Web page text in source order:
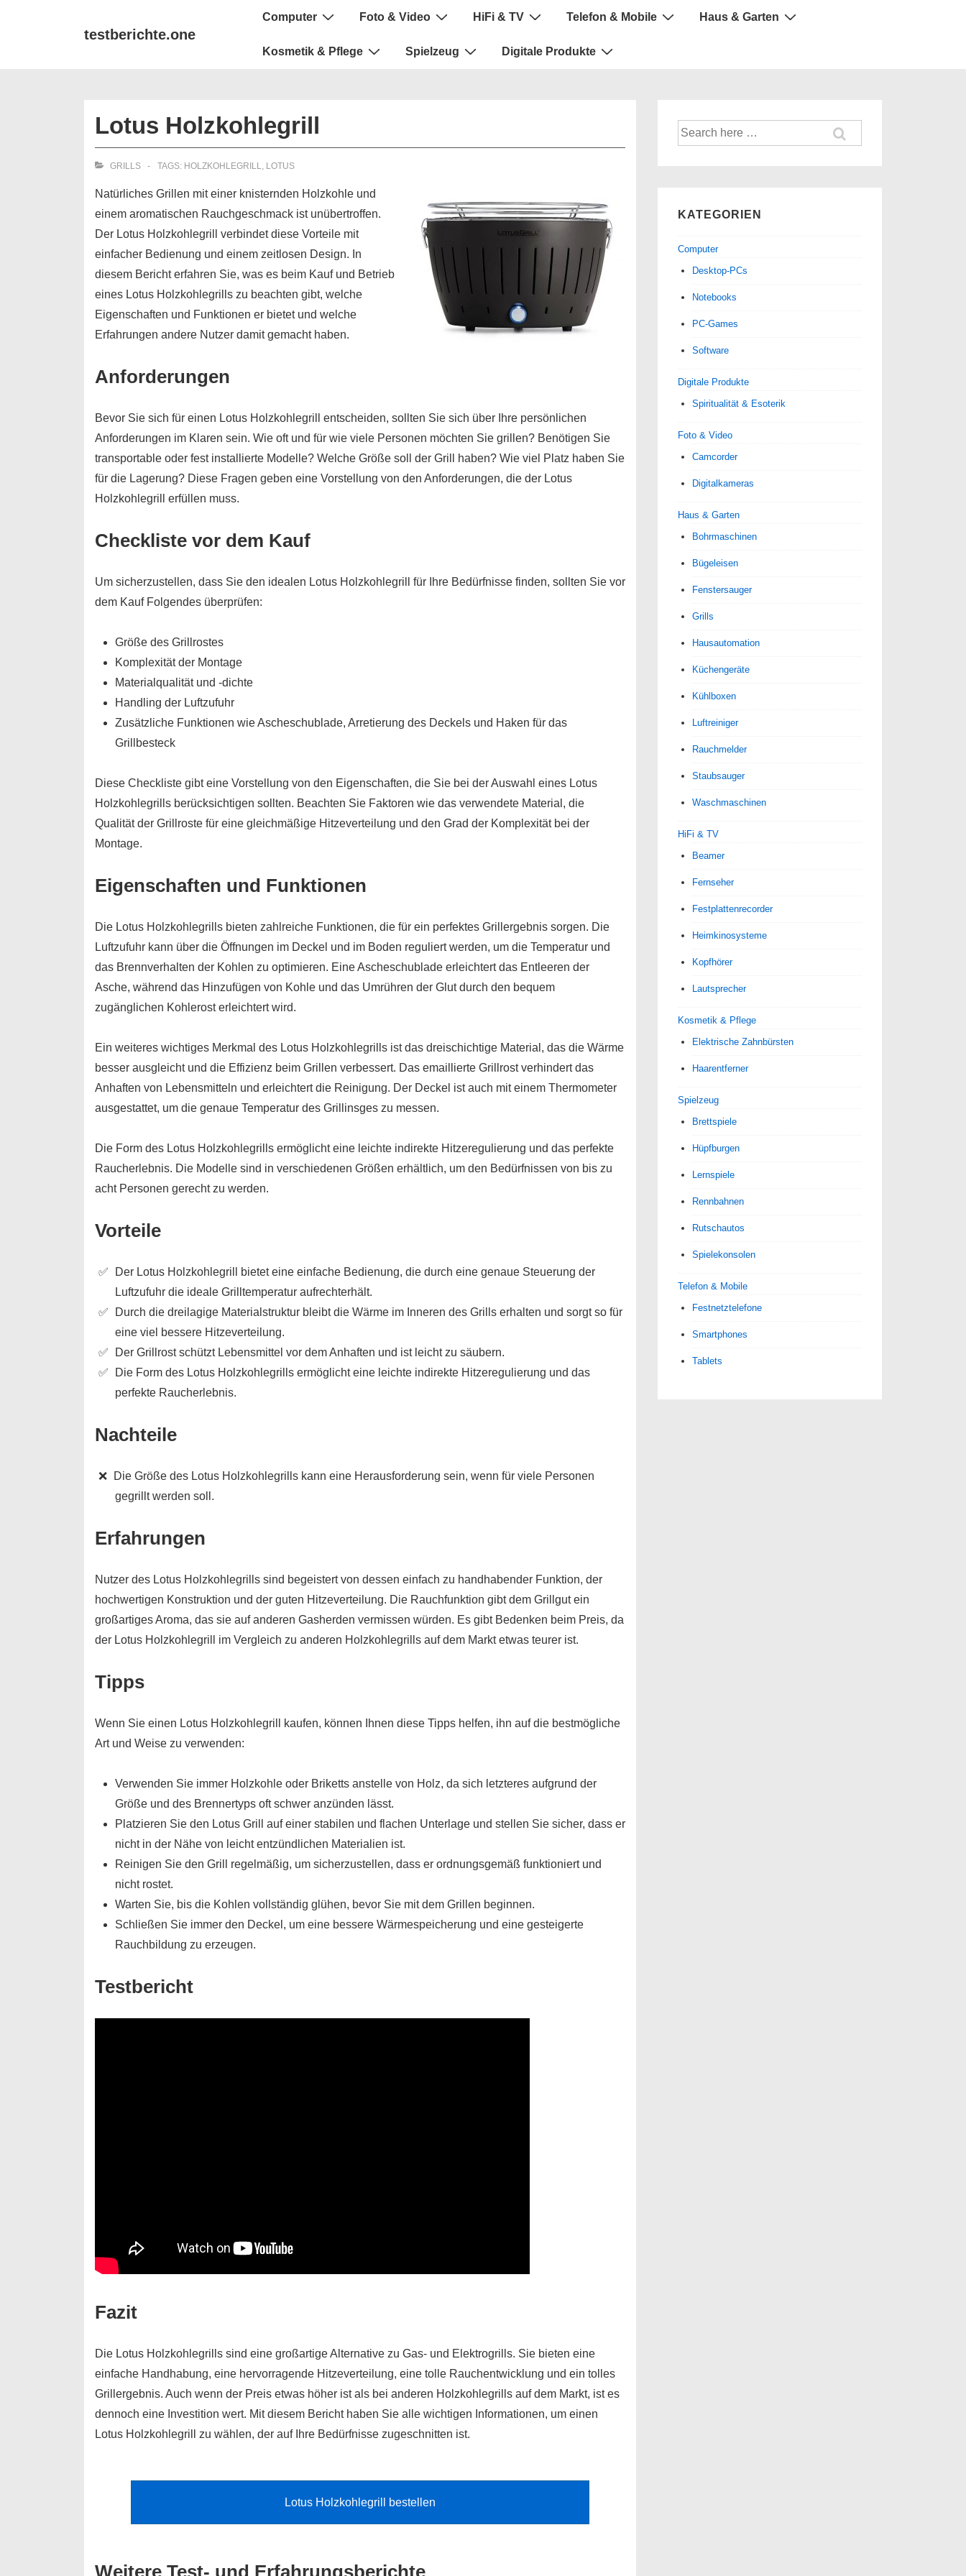
testberichte.one
Main
Computer Foto & Video HiFi & TV Telefon & Mobile Haus & Garten
Kosmetik & Pflege Spielzeug Digitale Produkte
Lotus Holzkohlegrill
GRILLS TAGS: HOLZKOHLEGRILL, LOTUS
Natürliches Grillen mit einer knisternden Holzkohle und
einem aromatischen Rauchgeschmack ist unübertroffen.
Der Lotus Holzkohlegrill verbindet diese Vorteile mit
einfacher Bedienung und einem zeitlosen Design. In
diesem Bericht erfahren Sie, was es beim Kauf und Betrieb
eines Lotus Holzkohlegrills zu beachten gibt, welche
Eigenschaften und Funktionen er bietet und welche
Erfahrungen andere Nutzer damit gemacht haben.
Anforderungen
Bevor Sie sich für einen Lotus Holzkohlegrill entscheiden, sollten Sie sich über Ihre persönlichen
Anforderungen im Klaren sein. Wie oft und für wie viele Personen möchten Sie grillen? Benötigen Sie
transportable oder fest installierte Modelle? Welche Größe soll der Grill haben? Wie viel Platz haben Sie
für die Lagerung? Diese Fragen geben eine Vorstellung von den Anforderungen, die der Lotus
Holzkohlegrill erfüllen muss.
Checkliste vor dem Kauf
Um sicherzustellen, dass Sie den idealen Lotus Holzkohlegrill für Ihre Bedürfnisse finden, sollten Sie vor
dem Kauf Folgendes überprüfen:
Größe des Grillrostes
Komplexität der Montage
Materialqualität und -dichte
Handling der Luftzufuhr
Zusätzliche Funktionen wie Ascheschublade, Arretierung des Deckels und Haken für das
Grillbesteck
Diese Checkliste gibt eine Vorstellung von den Eigenschaften, die Sie bei der Auswahl eines Lotus
Holzkohlegrills berücksichtigen sollten. Beachten Sie Faktoren wie das verwendete Material, die
Qualität der Grillroste für eine gleichmäßige Hitzeverteilung und den Grad der Komplexität bei der
Montage.
Eigenschaften und Funktionen
Die Lotus Holzkohlegrills bieten zahlreiche Funktionen, die für ein perfektes Grillergebnis sorgen. Die
Luftzufuhr kann über die Öffnungen im Deckel und im Boden reguliert werden, um die Temperatur und
das Brennverhalten der Kohlen zu optimieren. Eine Ascheschublade erleichtert das Entleeren der
Asche, während das Hinzufügen von Kohle und das Umrühren der Glut durch den bequem
zugänglichen Kohlerost erleichtert wird.
Ein weiteres wichtiges Merkmal des Lotus Holzkohlegrills ist das dreischichtige Material, das die Wärme
besser ausgleicht und die Effizienz beim Grillen verbessert. Das emaillierte Grillrost verhindert das
Anhaften von Lebensmitteln und erleichtert die Reinigung. Der Deckel ist auch mit einem Thermometer
ausgestattet, um die genaue Temperatur des Grillinsges zu messen.
Die Form des Lotus Holzkohlegrills ermöglicht eine leichte indirekte Hitzeregulierung und das perfekte
Raucherlebnis. Die Modelle sind in verschiedenen Größen erhältlich, um den Bedürfnissen von bis zu
acht Personen gerecht zu werden.
Vorteile
Der Lotus Holzkohlegrill bietet eine einfache Bedienung, die durch eine genaue Steuerung der
Luftzufuhr die ideale Grilltemperatur aufrechterhält.
Durch die dreilagige Materialstruktur bleibt die Wärme im Inneren des Grills erhalten und sorgt so für
eine viel bessere Hitzeverteilung.
Der Grillrost schützt Lebensmittel vor dem Anhaften und ist leicht zu säubern.
Die Form des Lotus Holzkohlegrills ermöglicht eine leichte indirekte Hitzeregulierung und das
perfekte Raucherlebnis.
Nachteile
Die Größe des Lotus Holzkohlegrills kann eine Herausforderung sein, wenn für viele Personen
gegrillt werden soll.
Erfahrungen
Nutzer des Lotus Holzkohlegrills sind begeistert von dessen einfach zu handhabender Funktion, der
hochwertigen Konstruktion und der guten Hitzeverteilung. Die Rauchfunktion gibt dem Grillgut ein
großartiges Aroma, das sie auf anderen Gasherden vermissen würden. Es gibt Bedenken beim Preis, da
der Lotus Holzkohlegrill im Vergleich zu anderen Holzkohlegrills auf dem Markt etwas teurer ist.
Tipps
Wenn Sie einen Lotus Holzkohlegrill kaufen, können Ihnen diese Tipps helfen, ihn auf die bestmögliche
Art und Weise zu verwenden:
Verwenden Sie immer Holzkohle oder Briketts anstelle von Holz, da sich letzteres aufgrund der
Größe und des Brennertyps oft schwer anzünden lässt.
Platzieren Sie den Lotus Grill auf einer stabilen und flachen Unterlage und stellen Sie sicher, dass er
nicht in der Nähe von leicht entzündlichen Materialien ist.
Reinigen Sie den Grill regelmäßig, um sicherzustellen, dass er ordnungsgemäß funktioniert und
nicht rostet.
Warten Sie, bis die Kohlen vollständig glühen, bevor Sie mit dem Grillen beginnen.
Schließen Sie immer den Deckel, um eine bessere Wärmespeicherung und eine gesteigerte
Rauchbildung zu erzeugen.
Testbericht
Fazit
Die Lotus Holzkohlegrills sind eine großartige Alternative zu Gas- und Elektrogrills. Sie bieten eine
einfache Handhabung, eine hervorragende Hitzeverteilung, eine tolle Rauchentwicklung und ein tolles
Grillergebnis. Auch wenn der Preis etwas höher ist als bei anderen Holzkohlegrills auf dem Markt, ist es
dennoch eine Investition wert. Mit diesem Bericht haben Sie alle wichtigen Informationen, um einen
Lotus Holzkohlegrill zu wählen, der auf Ihre Bedürfnisse zugeschnitten ist.
Lotus Holzkohlegrill bestellen
Weitere Test- und Erfahrungsberichte
Suche
nach:
KATEGORIEN
Computer
Desktop-PCs
Notebooks
PC-Games
Software
Digitale Produkte
Spiri­tua­lität & Esoterik
Foto & Video
Camcorder
Digitalkameras
Haus & Garten
Bohrmaschinen
Bügeleisen
Fenstersauger
Grills
Hausautomation
Küchengeräte
Kühlboxen
Luftreiniger
Rauchmelder
Staubsauger
Waschmaschinen
HiFi & TV
Beamer
Fernseher
Festplattenrecorder
Heimkinosysteme
Kopfhörer
Lautsprecher
Kosmetik & Pflege
Elektrische Zahnbürsten
Haarentferner
Spielzeug
Brettspiele
Hüpfburgen
Lernspiele
Rennbahnen
Rutschautos
Spielekonsolen
Telefon & Mobile
Festnetztelefone
Smartphones
Tablets